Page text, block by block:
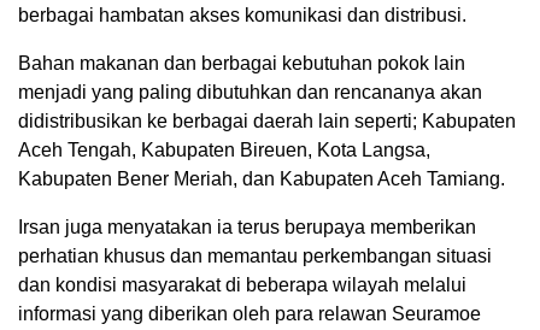
berbagai hambatan akses komunikasi dan distribusi.
Bahan makanan dan berbagai kebutuhan pokok lain
menjadi yang paling dibutuhkan dan rencananya akan
didistribusikan ke berbagai daerah lain seperti; Kabupaten
Aceh Tengah, Kabupaten Bireuen, Kota Langsa,
Kabupaten Bener Meriah, dan Kabupaten Aceh Tamiang.
Irsan juga menyatakan ia terus berupaya memberikan
perhatian khusus dan memantau perkembangan situasi
dan kondisi masyarakat di beberapa wilayah melalui
informasi yang diberikan oleh para relawan Seuramoe